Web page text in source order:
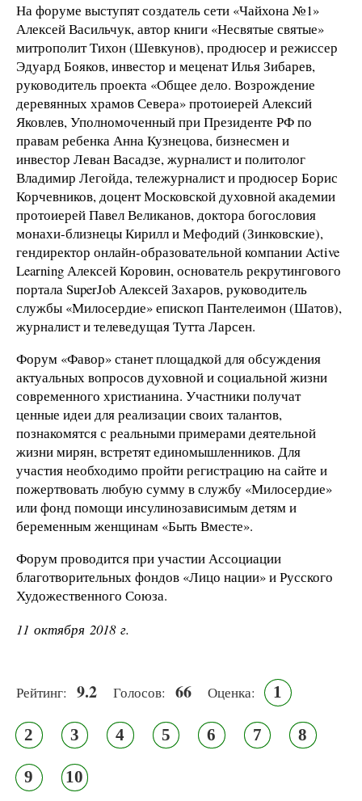
На форуме выступят создатель сети «Чайхона №1»
Алексей Васильчук, автор книги «Несвятые святые»
митрополит Тихон (Шевкунов), продюсер и режиссер
Эдуард Бояков, инвестор и меценат Илья Зибарев,
руководитель проекта «Общее дело. Возрождение
деревянных храмов Севера» протоиерей Алексий
Яковлев, Уполномоченный при Президенте РФ по
правам ребенка Анна Кузнецова, бизнесмен и
инвестор Леван Васадзе, журналист и политолог
Владимир Легойда, тележурналист и продюсер Борис
Корчевников, доцент Московской духовной академии
протоиерей Павел Великанов, доктора богословия
монахи-близнецы Кирилл и Мефодий (Зинковские),
гендиректор онлайн-образовательной компании Active
Learning Алексей Коровин, основатель рекрутингового
портала SuperJob Алексей Захаров, руководитель
службы «Милосердие» епископ Пантелеимон (Шатов),
журналист и телеведущая Тутта Ларсен.
Форум «Фавор» станет площадкой для обсуждения
актуальных вопросов духовной и социальной жизни
современного христианина. Участники получат
ценные идеи для реализации своих талантов,
познакомятся с реальными примерами деятельной
жизни мирян, встретят единомышленников. Для
участия необходимо пройти регистрацию на сайте и
пожертвовать любую сумму в службу «Милосердие»
или фонд помощи инсулинозависимым детям и
беременным женщинам «Быть Вместе».
Форум проводится при участии Ассоциации
благотворительных фондов «Лицо нации» и Русского
Художественного Союза.
11 октября 2018 г.
Рейтинг: 9.2 Голосов: 66 Оценка: 1
2 3 4 5 6 7 8
9 10